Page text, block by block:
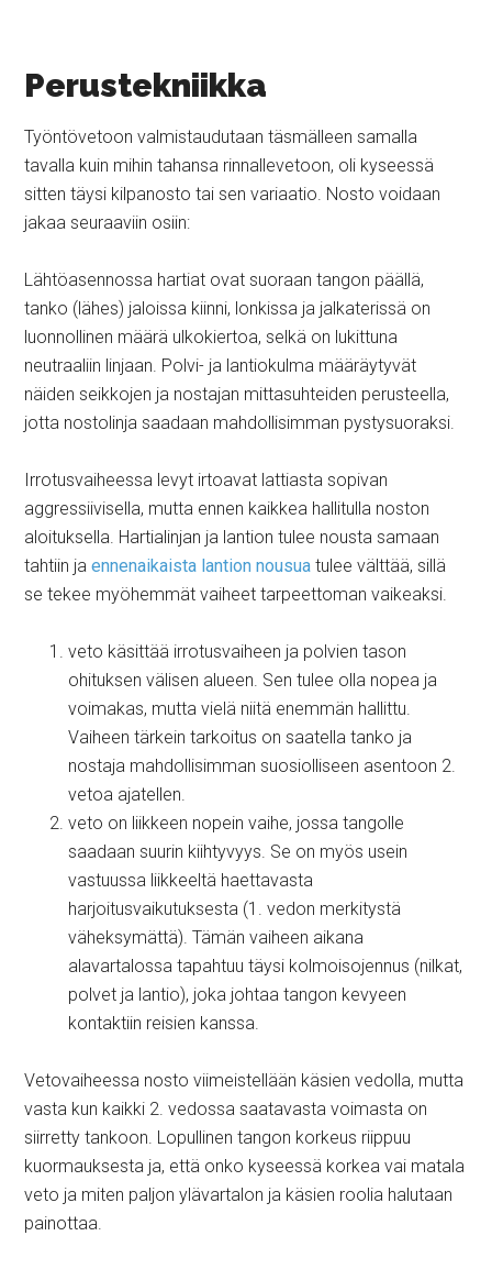
Perustekniikka
Työntövetoon valmistaudutaan täsmälleen samalla
tavalla kuin mihin tahansa rinnallevetoon, oli kyseessä
sitten täysi kilpanosto tai sen variaatio. Nosto voidaan
jakaa seuraaviin osiin:
Lähtöasennossa hartiat ovat suoraan tangon päällä,
tanko (lähes) jaloissa kiinni, lonkissa ja jalkaterissä on
luonnollinen määrä ulkokiertoa, selkä on lukittuna
neutraaliin linjaan. Polvi- ja lantiokulma määräytyvät
näiden seikkojen ja nostajan mittasuhteiden perusteella,
jotta nostolinja saadaan mahdollisimman pystysuoraksi.
Irrotusvaiheessa levyt irtoavat lattiasta sopivan
aggressiivisella, mutta ennen kaikkea hallitulla noston
aloituksella. Hartialinjan ja lantion tulee nousta samaan
tahtiin jaennenaikaista lantion nousua tulee välttää, sillä
se tekee myöhemmät vaiheet tarpeettoman vaikeaksi.
veto käsittää irrotusvaiheen ja polvien tason
ohituksen välisen alueen. Sen tulee olla nopea ja
voimakas, mutta vielä niitä enemmän hallittu.
Vaiheen tärkein tarkoitus on saatella tanko ja
nostaja mahdollisimman suosiolliseen asentoon 2.
vetoa ajatellen.
veto on liikkeen nopein vaihe, jossa tangolle
saadaan suurin kiihtyvyys. Se on myös usein
vastuussa liikkeeltä haettavasta
harjoitusvaikutuksesta (1. vedon merkitystä
väheksymättä). Tämän vaiheen aikana
alavartalossa tapahtuu täysi kolmoisojennus (nilkat,
polvet ja lantio), joka johtaa tangon kevyeen
kontaktiin reisien kanssa.
Vetovaiheessa nosto viimeistellään käsien vedolla, mutta
vasta kun kaikki 2. vedossa saatavasta voimasta on
siirretty tankoon. Lopullinen tangon korkeus riippuu
kuormauksesta ja, että onko kyseessä korkea vai matala
veto ja miten paljon ylävartalon ja käsien roolia halutaan
painottaa.